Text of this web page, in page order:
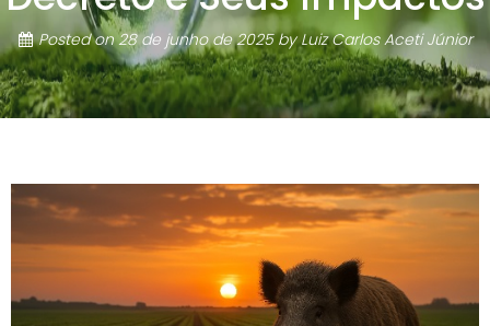
Posted on28 de junho de 2025byLuiz Carlos Aceti Júnior